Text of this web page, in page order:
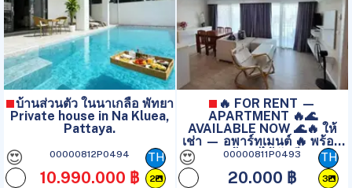
บ้านส่วนตัว ในนาเกลือ พัทยา
Private house in Na Kluea,
Pattaya.
😍 00000812P0494
10.990.000 ฿
TH
2
🔥 FOR RENT —
APARTMENT 🔥🌊
AVAILABLE NOW 🌊🔥 ให้
เช่า — อพาร์ทเมนต์ 🔥 พร้อม
เข้าอยู่ได้ทันที
😍 00000811P0493
20.000 ฿
TH
3